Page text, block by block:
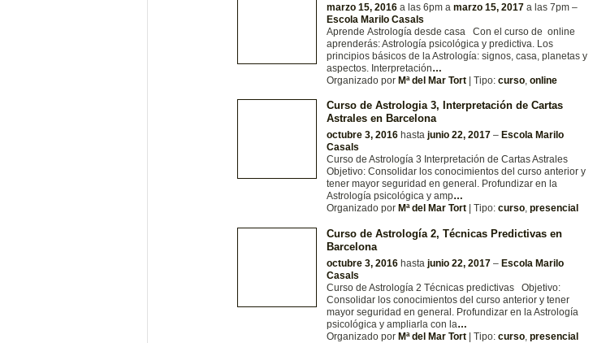
marzo 15, 2016 a las 6pm a marzo 15, 2017 a las 7pm –
Escola Marilo Casals
Aprende Astrología desde casa Con el curso de online
aprenderás: Astrología psicológica y predictiva. Los
principios básicos de la Astrología: signos, casa, planetas y
aspectos. Interpretación…
Organizado por Mª del Mar Tort | Tipo: curso online
Curso de Astrologia 3, Interpretación de Cartas
Astrales en Barcelona
octubre 3, 2016 hasta junio 22, 2017 – Escola Marilo
Casals
Curso de Astrología 3 Interpretación de Cartas Astrales
Objetivo: Consolidar los conocimientos del curso anterior y
tener mayor seguridad en general. Profundizar en la
Astrología psicológica y amp…
Organizado por Mª del Mar Tort | Tipo: curso, presencial
Curso de Astrología 2, Técnicas Predictivas en
Barcelona
octubre 3, 2016 hasta junio 22, 2017 – Escola Marilo
Casals
Curso de Astrología 2 Técnicas predictivas Objetivo:
Consolidar los conocimientos del curso anterior y tener
mayor seguridad en general. Profundizar en la Astrología
psicológica y ampliarla con la…
Organizado por Mª del Mar Tort | Tipo: curso, presencial